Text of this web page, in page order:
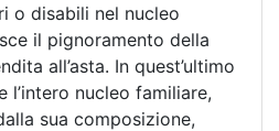
o disabili nel nucleo
il pignoramento della
all’asta. In quest’ultimo
l’intero nucleo familiare,
sua composizione,